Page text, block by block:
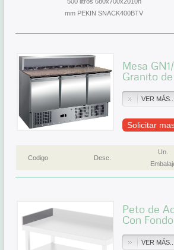
mm PEKIN SNACK400BTV
Mesa
Granito
VER MÁS...
Solicitar
Codigo Desc.
Un.
Peto de
Con
VER MÁS...